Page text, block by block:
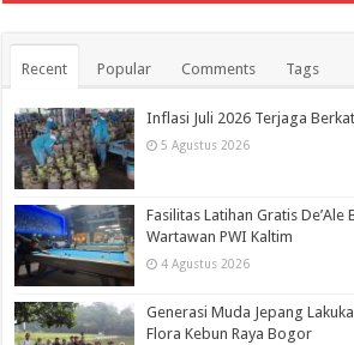
Recent Popular Comments Tags
Inflasi Juli 2026 Terjaga
5 Agustus 2026
Fasilitas Latihan Gratis
Wartawan PWI Kaltim
4 Agustus 2026
Generasi Muda Jepang
Flora Kebun Raya Bogor